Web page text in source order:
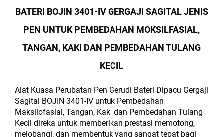
BATERI BOJIN 3401-IV GERGAJI SAGITAL JENIS
PEN UNTUK PEMBEDAHAN MOKSILFASIAL,
TANGAN, KAKI DAN PEMBEDAHAN TULANG
KECIL
Alat Kuasa Perubatan Pen Gerudi Bateri Dipacu Gergaji
Sagital BOJIN 3401-IV untuk Pembedahan
Maksilofasial, Tangan, Kaki dan Pembedahan Tulang
Kecil direka untuk memberikan prestasi memotong,
melobangi, dan membentuk yang sangat tepat bagi